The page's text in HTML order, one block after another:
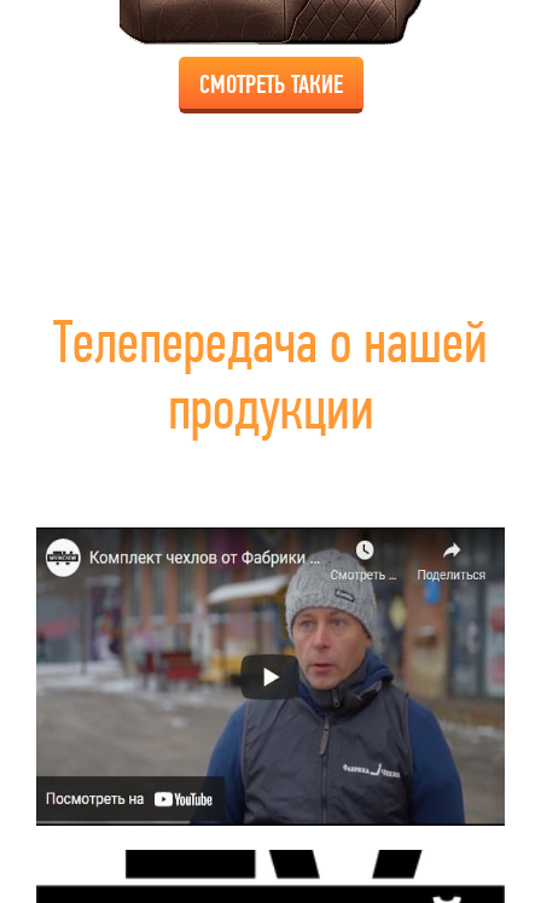
СМОТРЕТЬ ТАКИЕ
Телепередача о нашей
продукции